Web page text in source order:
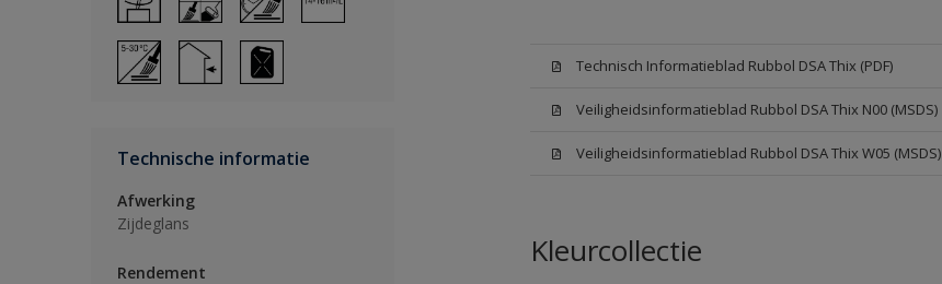
Technische informatie
Afwerking
Zijdeglans
Rendement
Technisch Informatieblad Rubbol DSA Thix (PDF)
Veiligheidsinformatieblad Rubbol DSA Thix N00 (MSDS)
Veiligheidsinformatieblad Rubbol DSA Thix W05 (MSDS)
Kleurcollectie